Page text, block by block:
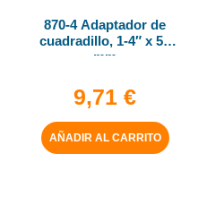
870-4 Adaptador de
cuadradillo, 1-4″ x 50
mm
9,71 €
AÑADIR AL CARRITO